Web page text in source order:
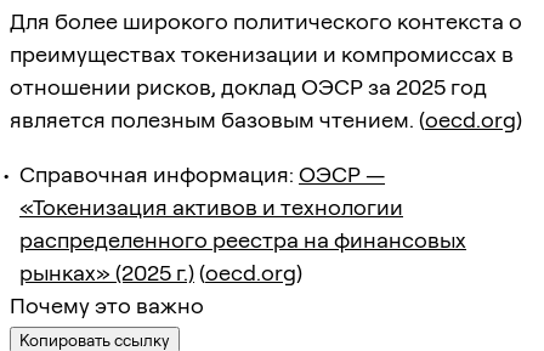
Для более широкого политического контекста о
преимуществах токенизации и компромиссах в
отношении рисков, доклад ОЭСР за 2025 год
является полезным базовым чтением. (oecd.org)
Справочная информация: ОЭСР —
«Токенизация активов и технологии
распределенного реестра на финансовых
рынках» (2025 г.)(oecd.org)
Почему это важно
Копировать ссылку